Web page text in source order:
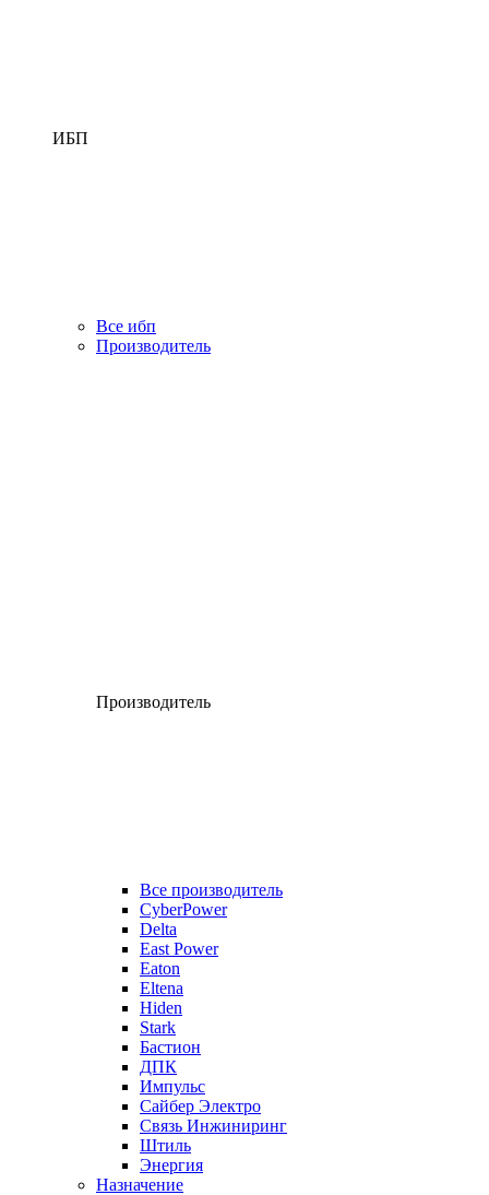
ИБП
Все ибп
Производитель
Производитель
Все производитель
CyberPower
Delta
East Power
Eaton
Eltena
Hiden
Stark
Бастион
ДПК
Импульс
Сайбер Электро
Связь Инжиниринг
Штиль
Энергия
Назначение